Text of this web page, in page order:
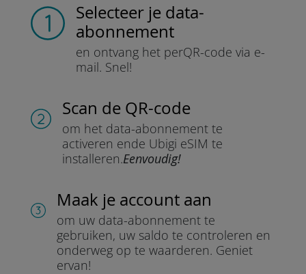
Selecteer je data-
abonnement
en ontvang het perQR-code via e-
mail. Snel!
Scan de QR-code
om het data-abonnement te
activeren ende Ubigi eSIM te
installeren.Eenvoudig!
Maak je account aan
om uw data-abonnement te
gebruiken, uw saldo te controleren en
onderweg op te waarderen. Geniet
ervan!